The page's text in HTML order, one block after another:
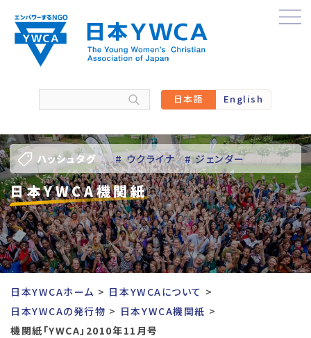
content
日本語 English
ハッシュタグ # ウクライナ # ジェンダー
# バーチャル訪問 # パレスチナ
# 人権 # 国際協力
# 地域YWCA # 平和
# 東日本大震災被災者支援
# 若い女性のリーダーシップ
日本YWCA機関紙
日本YWCAホーム
日本YWCAについて
日本YWCAの発行物
日本YWCA機関紙
機関紙「YWCA」2010年11月号